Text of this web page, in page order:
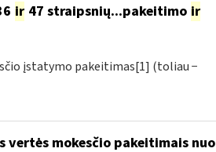
ir47 straipsnių...pakeitimo ir
įstatymo pakeitimas[1] (toliau −
vertės mokesčio pakeitimais nuo